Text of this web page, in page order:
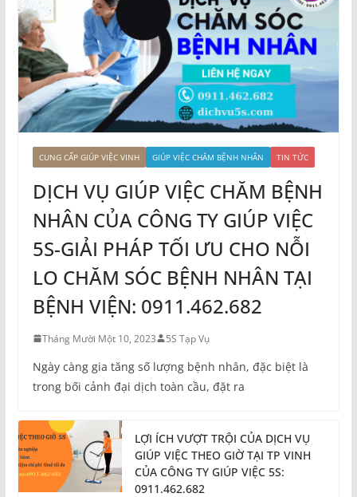
CUNG CẤP GIÚP VIỆC VINH GIÚP VIỆC CHĂM BỆNH NHÂN TIN TỨC
DỊCH VỤ GIÚP VIỆC CHĂM BỆNH
NHÂN CỦA CÔNG TY GIÚP VIỆC
5S-GIẢI PHÁP TỐI ƯU CHO NỖI
LO CHĂM SÓC BỆNH NHÂN TẠI
BỆNH VIỆN: 0911.462.682
Tháng Mười Một 10, 2023 5S Tạp Vụ
Ngày càng gia tăng số lượng bệnh nhân, đặc biệt là
trong bối cảnh đại dịch toàn cầu, đặt ra
LỢI ÍCH VƯỢT TRỘI CỦA DỊCH VỤ
GIÚP VIỆC THEO GIỜ TẠI TP VINH
CỦA CÔNG TY GIÚP VIỆC 5S:
0911.462.682